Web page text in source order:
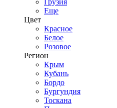
Грузия
Еще
Цвет
Красное
Белое
Розовое
Регион
Крым
Кубань
Бордо
Бургундия
Тоскана